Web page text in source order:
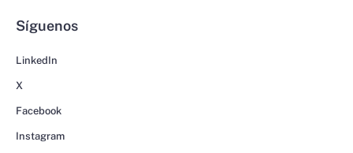
Síguenos
LinkedIn
X
Facebook
Instagram